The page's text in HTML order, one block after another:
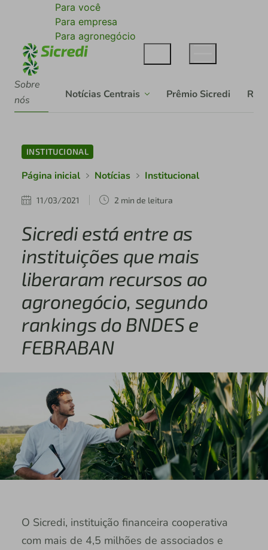
Para você
Para empresa
Para agronegócio
Sobre
nós
Notícias Centrais Prêmio Sicredi
INSTITUCIONAL
Página inicial Notícias Institucional
11/03/2021 2 min de leitura
Sicredi está entre as
instituições que mais
liberaram recursos ao
agronegócio, segundo
rankings do BNDES e
FEBRABAN
O Sicredi, instituição financeira cooperativa
com mais de 4,5 milhões de associados e